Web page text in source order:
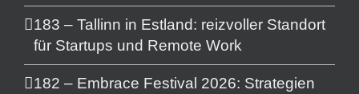
183 – Tallinn in Estland: reizvoller Standort
für Startups und Remote Work
182 – Embrace Festival 2026: Strategien